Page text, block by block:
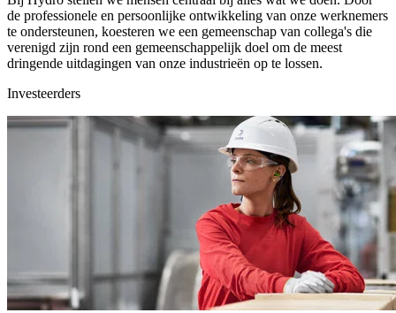
de professionele en persoonlijke ontwikkeling van onze werknemers
te ondersteunen, koesteren we een gemeenschap van collega's die
verenigd zijn rond een gemeenschappelijk doel om de meest
dringende uitdagingen van onze industrieën op te lossen.
Investeerders